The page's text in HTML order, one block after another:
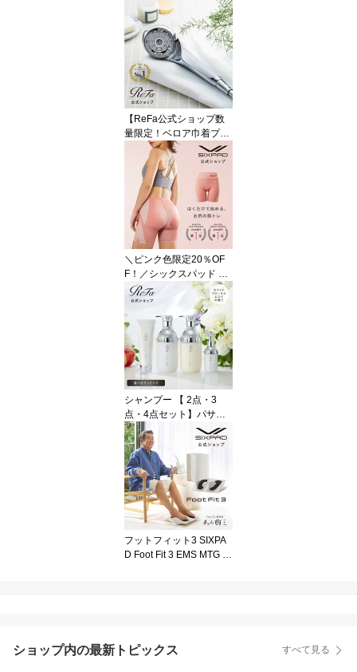
ないベロア巾着プレゼン
ト／ コンパクト 速乾 ド
ライヤー まとまる ツヤ
髪 S+ リファ ビューテッ
ク ドライヤーS+ リファ
公式店 ReFa センシング
プログラム ギフト ReFa
S+ ヘア プレゼント ギフ
ト 誕生日 夏のヘアケア
MTG
【ReFa公式ショップ数
量限定！ベロア巾着プレ
ゼント】＼国内マーケッ
トシェアNo.1／公式 リ
ファ シャワーヘッド リ
ファ ファインバブル U
プレゼント ギフト ReFa
FINE BUBBLE U スキン
ケア うるおい 美肌 リニ
ューアル シャワー ペッ
ト 愛犬 節水 結婚 国内シ
ェアNo.1
＼ピンク色限定20％OF
F！／シックスパッド ヒ
ップフィット 専用コント
ローラー付 SIXPAD Hip
Fit ヒップ SIXPAD公式
トーニング 大殿筋 おし
り 筋トレ トレーニング
EMS プレゼント ギフト
母の日 美尻 ウエスト
お腹 お尻 HIP FIT
シャンプー 【 2点・3
点・4点セット】パサつ
きケア リファミルクプロ
テインシャンプー トリー
トメント セット アウト
バストリートメント プレ
ヘアパック サボン ぱさ
つき しっとり ダメージ
ケア ヘアケア 頭皮 保湿
誕生日 プレゼント ギフ
ト 女性 公式店 ギフト
フットフィット3 SIXPA
D Foot Fit 3 EMS MTG 足
ショップ内の最新トピックス すべて見る